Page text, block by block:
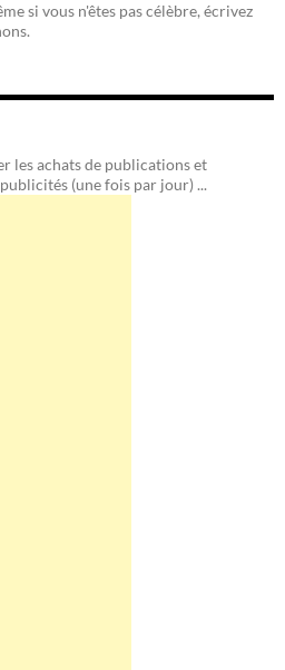
si vous n'êtes pas célèbre, écrivez
les achats de publications et
(une fois par jour) ...